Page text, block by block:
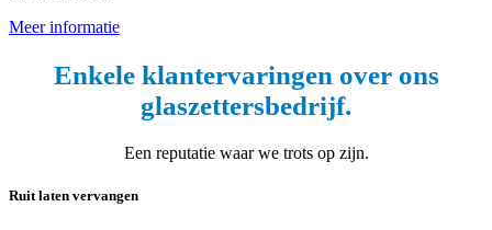
Meer informatie
Enkele klantervaringen over ons
glaszettersbedrijf.
Een reputatie waar we trots op zijn.
Ruit laten vervangen